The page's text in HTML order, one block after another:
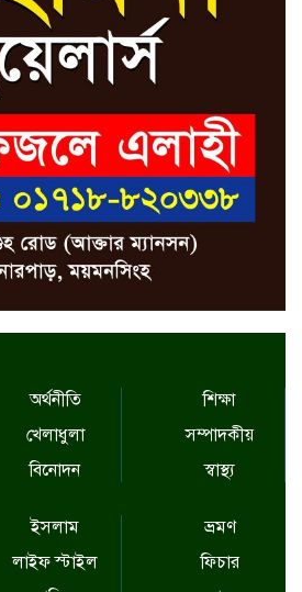
অর্থনীতি
খেলাধুলা
বিনোদন
শিক্ষা
সম্পাদকীয়
স্বাস্থ্য
ইসলাম
লাইফ স্টাইল
ভ্রমণ
ফিচার